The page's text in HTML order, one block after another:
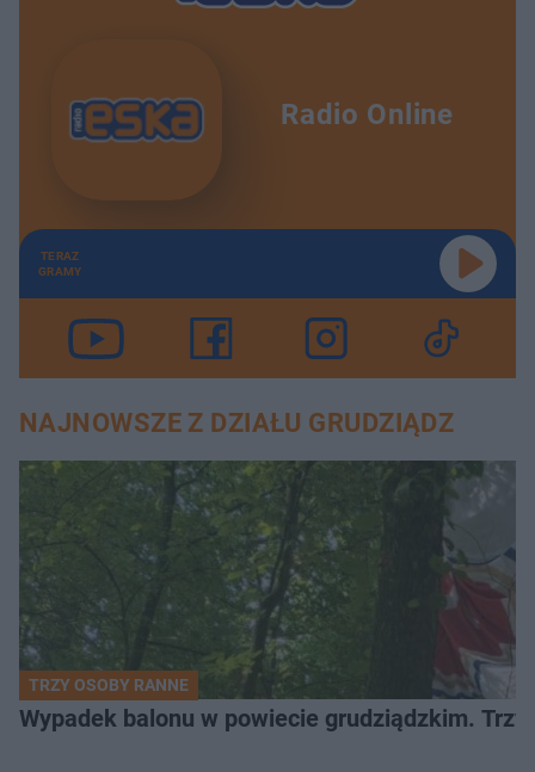
Radio Online
TERAZ
GRAMY
NAJNOWSZE Z DZIAŁU GRUDZIĄDZ
TRZY OSOBY RANNE
Wypadek balonu w powiecie grudziądzkim.